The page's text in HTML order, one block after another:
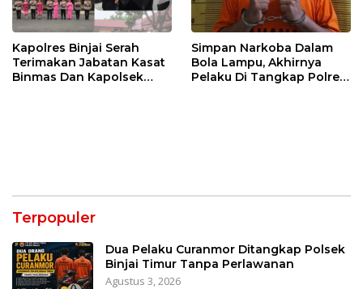
Kapolres Binjai Serah
Terimakan Jabatan Kasat
Binmas Dan Kapolsek
Simpan Narkoba Dalam
Bola Lampu, Akhirnya
Pelaku Di Tangkap Polres
Terpopuler
Dua Pelaku Curanmor Ditangkap Polsek
Binjai Timur Tanpa Perlawanan
Agustus 3, 2026